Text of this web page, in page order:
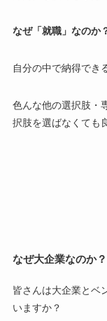
なぜ「就職」なのか
自分の中で納得でき
色んな他の選択肢・
択肢を選ばなくても
なぜ大企業なのか
皆さんは大企業とベ
いますか？